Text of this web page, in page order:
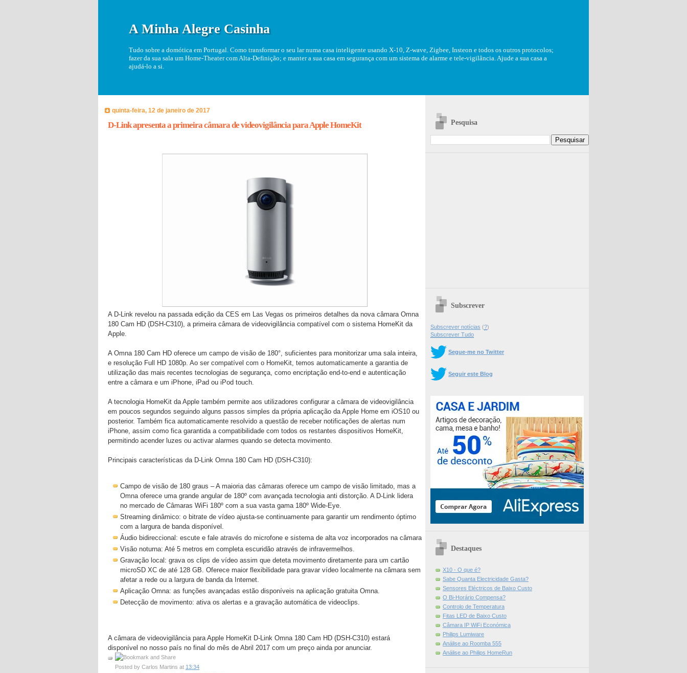
A Minha Alegre Casinha
Tudo sobre a domótica em Portugal. Como transformar o seu lar numa casa inteligente usando X-10, Z-wave, Zigbee, Insteon e todos os outros protocolos;
fazer da sua sala um Home-Theater com Alta-Definição; e manter a sua casa em segurança com um sistema de alarme e tele-vigilância. Ajude a sua casa a
ajudá-lo a si.
quinta-feira, 12 de janeiro de 2017
D-Link apresenta a primeira câmara de videovigilância para Apple HomeKit
A D-Link revelou na passada edição da CES em Las Vegas os primeiros detalhes da nova câmara Omna
180 Cam HD (DSH-C310), a primeira câmara de videovigilância compatível com o sistema HomeKit da
Apple.
A Omna 180 Cam HD oferece um campo de visão de 180°, suficientes para monitorizar uma sala inteira,
e resolução Full HD 1080p. Ao ser compatível com o HomeKit, temos automaticamente a garantia de
utilização das mais recentes tecnologias de segurança, como encriptação end-to-end e autenticação
entre a câmara e um iPhone, iPad ou iPod touch.
A tecnologia HomeKit da Apple também permite aos utilizadores configurar a câmara de videovigilância
em poucos segundos seguindo alguns passos simples da própria aplicação da Apple Home em iOS10 ou
posterior. Também fica automaticamente resolvido a questão de receber notificações de alertas num
iPhone, assim como fica garantida a compatibilidade com todos os restantes dispositivos HomeKit,
permitindo acender luzes ou activar alarmes quando se detecta movimento.
Principais características da D-Link Omna 180 Cam HD (DSH-C310):
Campo de visão de 180 graus – A maioria das câmaras oferece um campo de visão limitado, mas a
Omna oferece uma grande angular de 180º com avançada tecnologia anti distorção. A D-Link lidera
no mercado de Câmaras WiFi 180º com a sua vasta gama 180º Wide-Eye.
Streaming dinâmico: o bitrate de vídeo ajusta-se continuamente para garantir um rendimento óptimo
com a largura de banda disponível.
Áudio bidireccional: escute e fale através do microfone e sistema de alta voz incorporados na câmara
Visão noturna: Até 5 metros em completa escuridão através de infravermelhos.
Gravação local: grava os clips de vídeo assim que deteta movimento diretamente para um cartão
microSD XC de até 128 GB. Oferece maior flexibilidade para gravar vídeo localmente na câmara sem
afetar a rede ou a largura de banda da Internet.
Aplicação Omna: as funções avançadas estão disponíveis na aplicação gratuita Omna.
Detecção de movimento: ativa os alertas e a gravação automática de videoclips.
A câmara de videovigilância para Apple HomeKit D-Link Omna 180 Cam HD (DSH-C310) estará
disponível no nosso país no final do mês de Abril 2017 com um preço ainda por anunciar.
Posted by Carlos Martins at 13:34
Pesquisa
Subscrever
Subscrever notícias (?)
Subscrever Tudo
Segue-me no Twitter
Seguir este Blog
Destaques
X10 - O que é?
Sabe Quanta Electricidade Gasta?
Sensores Eléctricos de Baixo Custo
O Bi-Horário Compensa?
Controlo de Temperatura
Fitas LED de Baixo Custo
Câmara IP WiFi Económica
Philips Lumiware
Análise ao Roomba 555
Análise ao Philips HomeRun